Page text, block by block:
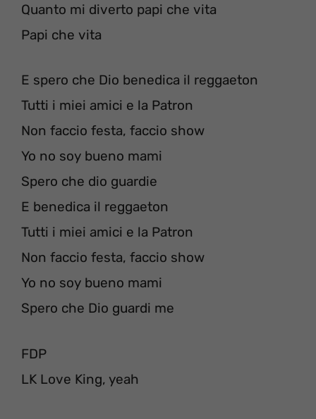
Quanto mi diverto papi che vita
Papi che vita
E spero che Dio benedica il reggaeton
Tutti i miei amici e la Patron
Non faccio festa, faccio show
Yo no soy bueno mami
Spero che dio guardie
E benedica il reggaeton
Tutti i miei amici e la Patron
Non faccio festa, faccio show
Yo no soy bueno mami
Spero che Dio guardi me
FDP
LK Love King, yeah